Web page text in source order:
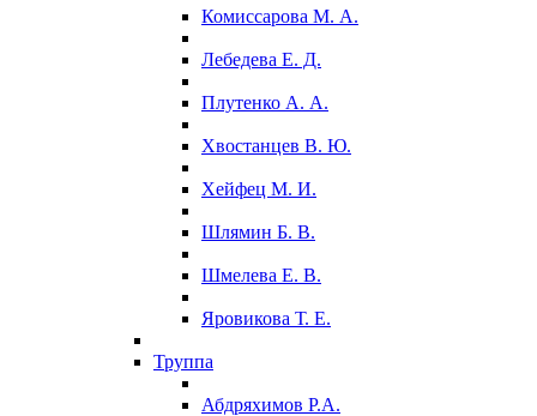
Комиссарова М. А.
Лебедева Е. Д.
Плутенко А. А.
Хвостанцев В. Ю.
Хейфец М. И.
Шлямин Б. В.
Шмелева Е. В.
Яровикова Т. Е.
Труппа
Абдряхимов Р.А.